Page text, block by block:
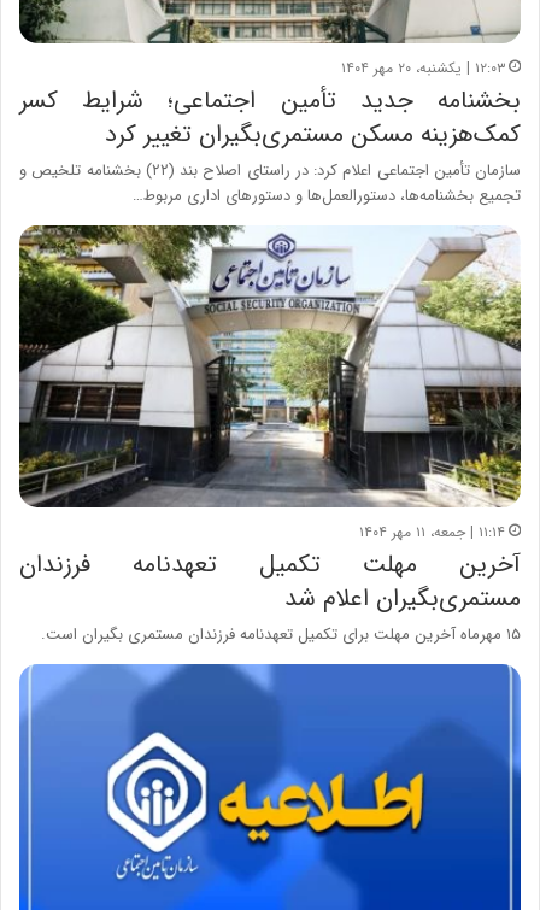
۱۲:۰۳ | یکشنبه، ۲۰ مهر ۱۴۰۴
بخشنامه جدید تأمین اجتماعی؛ شرایط کسر
کمک‌هزینه مسکن مستمری‌بگیران تغییر کرد
سازمان تأمین اجتماعی اعلام کرد: در راستای اصلاح بند (۲۲) بخشنامه تلخیص و
تجمیع بخشنامه‌ها، دستورالعمل‌ها و دستورهای اداری مربوط…
۱۱:۱۴ | جمعه، ۱۱ مهر ۱۴۰۴
آخرین مهلت تکمیل تعهدنامه فرزندان
مستمری‌بگیران اعلام شد
۱۵ مهرماه آخرین مهلت برای تکمیل تعهدنامه فرزندان مستمری بگیران است.